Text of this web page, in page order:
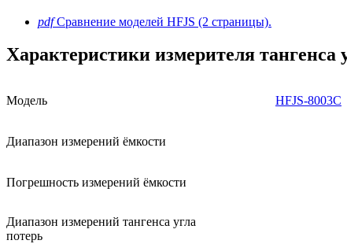
pdfСравнение моделей HFJS (2 страницы).
Характеристики измерителя тангенса
Модель HFJS-8003C
Диапазон измерений ёмкости
Погрешность измерений ёмкости
Диапазон измерений тангенса угла
потерь